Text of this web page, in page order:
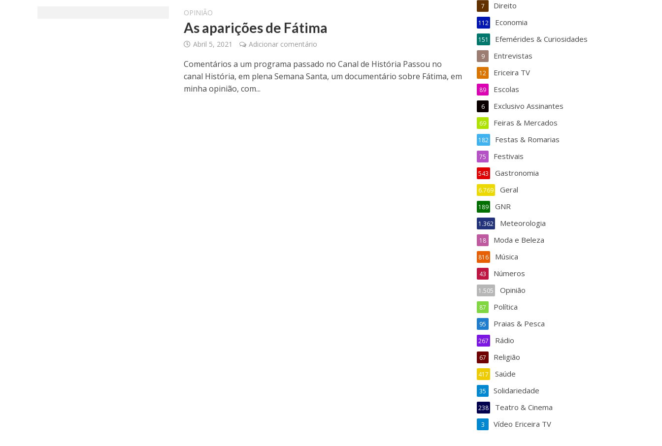
OPINIÃO
As aparições de Fátima
Abril 5, 2021 Adicionar comentário
Comentários a um programa passado no Canal de História Passou no
canal História, em plena Semana Santa, um documentário sobre Fátima, em
minha opinião, com...
Direito
7
Economia
112
Efemérides & Curiosidades
151
Entrevistas
9
Ericeira TV
12
Escolas
89
Exclusivo Assinantes
6
Feiras & Mercados
69
Festas & Romarias
182
Festivais
75
Gastronomia
543
Geral
6.769
GNR
189
Meteorologia
1.362
Moda e Beleza
18
Música
816
Números
43
Opinião
1.505
Política
87
Praias & Pesca
95
Rádio
267
Religião
67
Saúde
417
Solidariedade
35
Teatro & Cinema
238
Vídeo Ericeira TV
3